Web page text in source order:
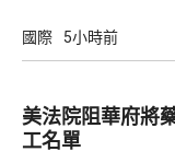
國際 5小時前
美法院阻華府將
工名單